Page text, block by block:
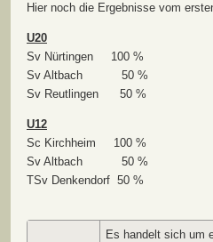
Hier noch die Ergebnisse vom
U20
Sv Nürtingen 100 %
Sv Altbach 50 %
Sv Reutlingen 50 %
U12
Sc Kirchheim 100 %
Sv Altbach 50 %
TSv Denkendorf 50 %
Es handelt sich um